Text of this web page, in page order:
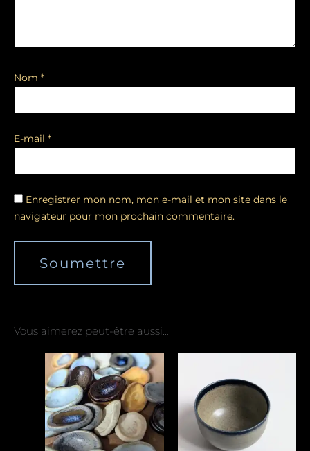
Nom *
E-mail *
Enregistrer mon nom, mon e-mail et mon site dans le
navigateur pour mon prochain commentaire.
Vous aimerez peut-être aussi…